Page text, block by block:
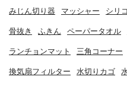
みじん切り器 マッシャー シリ
骨抜き ふきん ペーパータオル
ランチョンマット 三角コーナー
換気扇フィルター 水切りカゴ